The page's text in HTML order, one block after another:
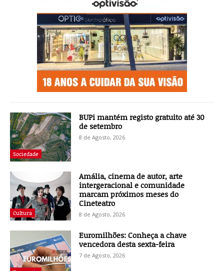
Sociedade
BUPi mantém registo gratuito até 30
de setembro
8 de Agosto, 2026
Cultura
Amália, cinema de autor, arte
intergeracional e comunidade
marcam próximos meses do
Cineteatro
8 de Agosto, 2026
Euromilhões: Conheça a chave
vencedora desta sexta-feira
7 de Agosto, 2026